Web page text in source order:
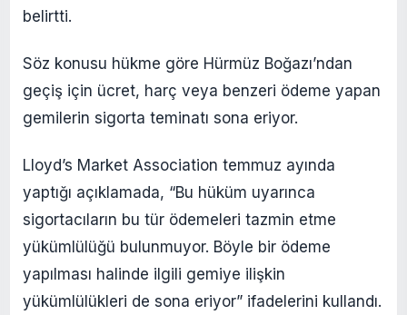
belirtti.
Söz konusu hükme göre Hürmüz Boğazı’ndan
geçiş için ücret, harç veya benzeri ödeme yapan
gemilerin sigorta teminatı sona eriyor.
Lloyd’s Market Association temmuz ayında
yaptığı açıklamada, “Bu hüküm uyarınca
sigortacıların bu tür ödemeleri tazmin etme
yükümlülüğü bulunmuyor. Böyle bir ödeme
yapılması halinde ilgili gemiye ilişkin
yükümlülükleri de sona eriyor” ifadelerini kullandı.